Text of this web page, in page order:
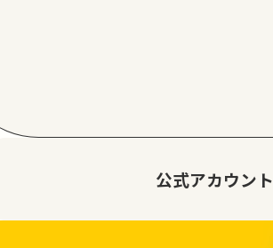
公式アカウント